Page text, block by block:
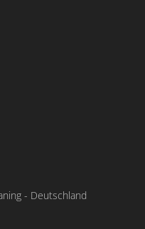
- Deutschland